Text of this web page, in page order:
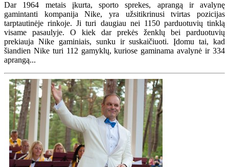
Dar 1964 metais įkurta, sporto sprekes, aprangą ir avalynę
gamintanti kompanija Nike, yra užsitikrinusi tvirtas pozicijas
tarptautinėje rinkoje. Ji turi daugiau nei 1150 parduotuvių tinklą
visame pasaulyje. O kiek dar prekės ženklų bei parduotuvių
prekiauja Nike gaminiais, sunku ir suskaičiuoti. Įdomu tai, kad
šiandien Nike turi 112 gamyklų, kuriose gaminama avalynė ir 334
aprangą...